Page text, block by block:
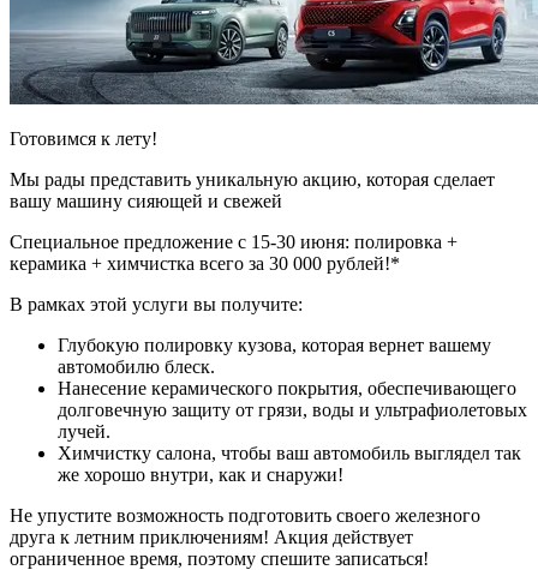
Готовимся к лету!
Мы рады представить уникальную акцию, которая сделает
вашу машину сияющей и свежей
Специальное предложение с 15-30 июня: полировка +
керамика + химчистка всего за 30 000 рублей!*
В рамках этой услуги вы получите:
Глубокую полировку кузова, которая вернет вашему
автомобилю блеск.
Нанесение керамического покрытия, обеспечивающего
долговечную защиту от грязи, воды и ультрафиолетовых
лучей.
Химчистку салона, чтобы ваш автомобиль выглядел так
же хорошо внутри, как и снаружи!
Не упустите возможность подготовить своего железного
друга к летним приключениям! Акция действует
ограниченное время, поэтому спешите записаться!